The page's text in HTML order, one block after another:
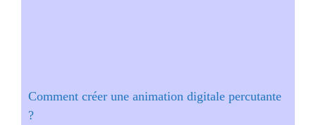
Comment créer une animation digitale percutante
?